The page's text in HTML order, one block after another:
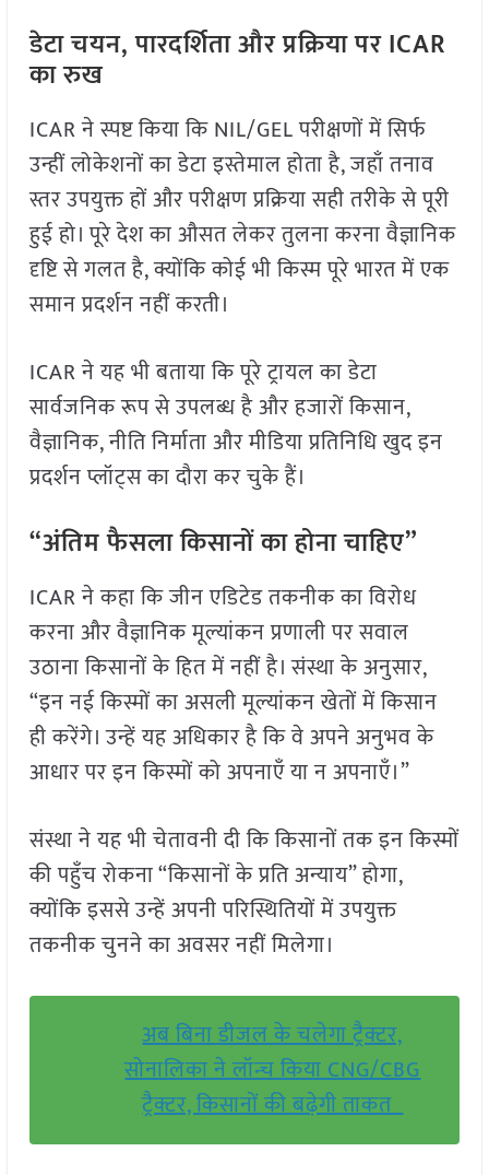
डेटा चयन, पारदर्शिता और प्रक्रिया पर ICAR
का रुख
ICAR ने स्पष्ट किया कि NIL/GEL परीक्षणों में सिर्फ
उन्हीं लोकेशनों का डेटा इस्तेमाल होता है, जहाँ तनाव
स्तर उपयुक्त हों और परीक्षण प्रक्रिया सही तरीके से पूरी
हुई हो। पूरे देश का औसत लेकर तुलना करना वैज्ञानिक
दृष्टि से गलत है, क्योंकि कोई भी किस्म पूरे भारत में एक
समान प्रदर्शन नहीं करती।
ICAR ने यह भी बताया कि पूरे ट्रायल का डेटा
सार्वजनिक रूप से उपलब्ध है और हजारों किसान,
वैज्ञानिक, नीति निर्माता और मीडिया प्रतिनिधि खुद इन
प्रदर्शन प्लॉट्स का दौरा कर चुके हैं।
“अंतिम फैसला किसानों का होना चाहिए”
ICAR ने कहा कि जीन एडिटेड तकनीक का विरोध
करना और वैज्ञानिक मूल्यांकन प्रणाली पर सवाल
उठाना किसानों के हित में नहीं है। संस्था के अनुसार,
“इन नई किस्मों का असली मूल्यांकन खेतों में किसान
ही करेंगे। उन्हें यह अधिकार है कि वे अपने अनुभव के
आधार पर इन किस्मों को अपनाएँ या न अपनाएँ।”
संस्था ने यह भी चेतावनी दी कि किसानों तक इन किस्मों
की पहुँच रोकना “किसानों के प्रति अन्याय” होगा,
क्योंकि इससे उन्हें अपनी परिस्थितियों में उपयुक्त
तकनीक चुनने का अवसर नहीं मिलेगा।
अब बिना डीजल के चलेगा ट्रैक्टर,
सोनालिका ने लॉन्च किया CNG/CBG
ट्रैक्टर, किसानों की बढ़ेगी ताकत